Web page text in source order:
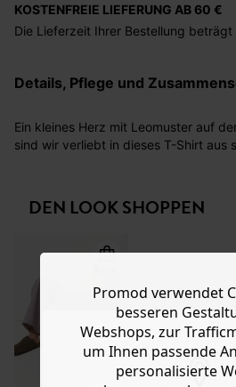
KOSTENFREIE LIEFERUNG AB 60 €
Die Lieferzeit Ihrer Bestellung
betragen 2,95 Euro bei einem
Sie haben das Recht binnen30 Tagen
Details, Pflege und
Ein kleines Herz mit Leomuster auf
sind wir verliebt in dieses T-Shirt aus
Baumwolle aus biologischem Anbau,
Biodiversität ohne Pestizide,
DEN LOOK SHOPPEN
Promod verwendet
besseren
Webshops, zur
um Ihnen passende
personalisierte